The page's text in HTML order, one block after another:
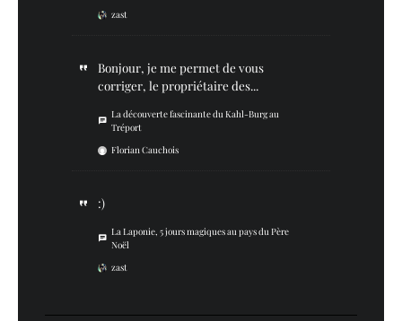
zast
Bonjour, je me permet de vous
corriger, le propriétaire des...
La découverte fascinante du Kahl-Burg au
Tréport
Florian Cauchois
:)
La Laponie, 5 jours magiques au pays du Père
Noël
zast